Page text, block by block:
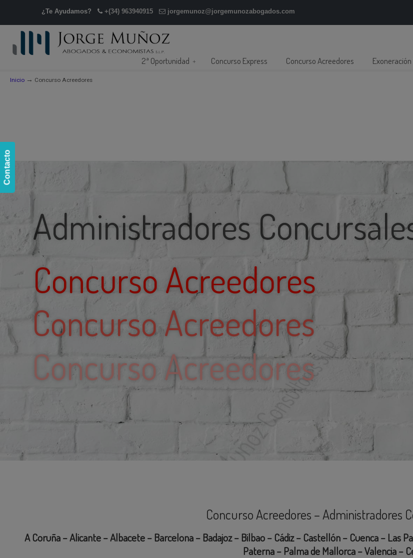
Contacto
¿Te Ayudamos? +(34) 963940915 jorgemunoz@jorgemunozabogados.com
2ª Oportunidad Concurso Express Concurso Acreedores
Inicio → Concurso Acreedores
Jorge Muñoz Consultores S.L.P.
Concurso Acreedores
Concurso Acreedores
Concurso Acreedores – Administradores
A Coruña – Alicante – Albacete – Barcelona – Badajoz – Bilbao – Cádiz – Castellón – Cuenca – Las
Paterna – Palma de Mallorca – Valencia –